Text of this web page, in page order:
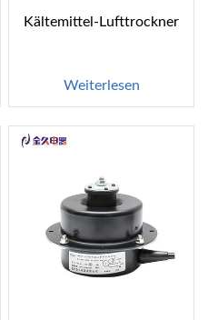
Kältemittel-Lufttrockner
Weiterlesen